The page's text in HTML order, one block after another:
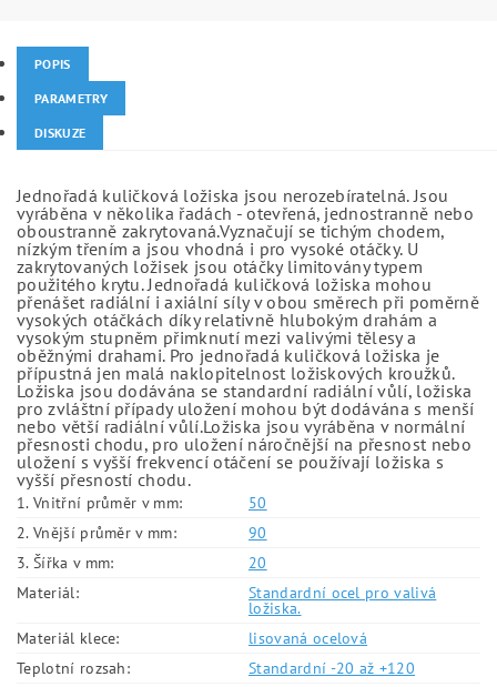
POPIS
PARAMETRY
DISKUZE
Jednořadá kuličková ložiska jsou nerozebíratelná. Jsou
vyráběna v několika řadách - otevřená, jednostranně nebo
oboustranně zakrytovaná.Vyznačují se tichým chodem,
nízkým třením a jsou vhodná i pro vysoké otáčky. U
zakrytovaných ložisek jsou otáčky limitovány typem
použitého krytu. Jednořadá kuličková ložiska mohou
přenášet radiální i axiální síly v obou směrech při poměrně
vysokých otáčkách díky relativně hlubokým drahám a
vysokým stupněm přimknutí mezi valivými tělesy a
oběžnými drahami. Pro jednořadá kuličková ložiska je
přípustná jen malá naklopitelnost ložiskových kroužků.
Ložiska jsou dodávána se standardní radiální vůlí, ložiska
pro zvláštní případy uložení mohou být dodávána s menší
nebo větší radiální vůlí.Ložiska jsou vyráběna v normální
přesnosti chodu, pro uložení náročnější na přesnost nebo
uložení s vyšší frekvencí otáčení se používají ložiska s
vyšší přesností chodu.
1. Vnitřní průměr v mm:
50
2. Vnější průměr v mm:
90
3. Šířka v mm:
20
Materiál:
Standardní ocel pro valivá
ložiska.
Materiál klece:
lisovaná ocelová
Teplotní rozsah:
Standardní -20 až +120